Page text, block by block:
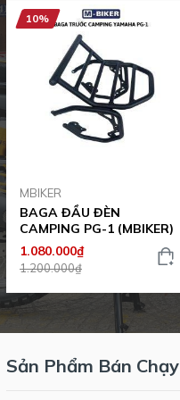
10%
MBIKER
BAGA ĐẦU ĐÈN
CAMPING PG-1 (MBIKER)
1.080.000₫
1.200.000₫
Sản Phẩm Bán Chạy